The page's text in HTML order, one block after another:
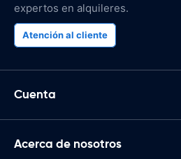
expertos en alquileres.
Atención al cliente
Cuenta
Acerca de nosotros